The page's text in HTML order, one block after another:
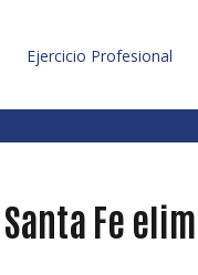
Ejercicio Profesional
Santa Fe